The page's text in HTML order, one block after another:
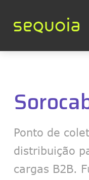
Ponto de
distribuição
cargas B2B.